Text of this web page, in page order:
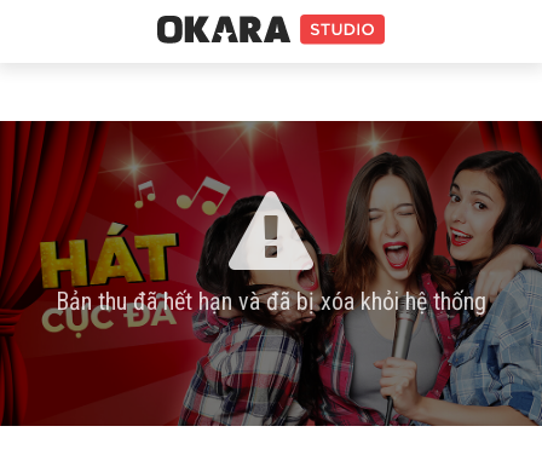
Bản thu đã hết hạn và đã bị xóa khỏi hệ thống